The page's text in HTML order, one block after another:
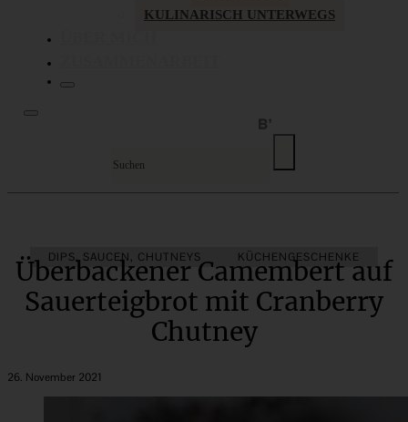
KULINARISCH UNTERWEGS
DIPS, SAUCEN, CHUTNEYS KÜCHENGESCHENKE
Überbackener Camembert auf
Sauerteigbrot mit Cranberry
Chutney
26. November 2021